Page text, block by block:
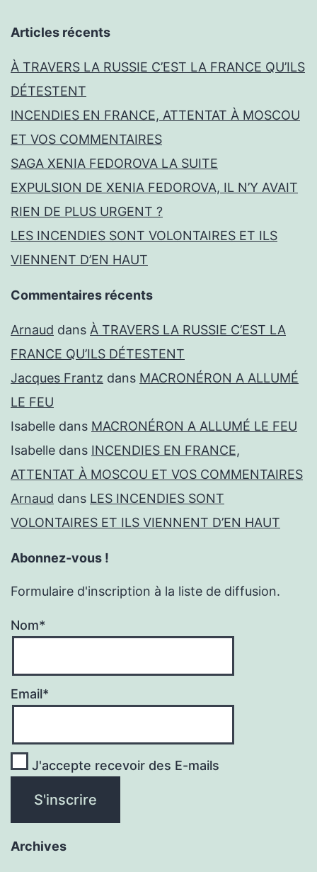
Articles récents
À TRAVERS LA RUSSIE C’EST LA FRANCE QU’ILS
DÉTESTENT
INCENDIES EN FRANCE, ATTENTAT À MOSCOU
ET VOS COMMENTAIRES
SAGA XENIA FEDOROVA LA SUITE
EXPULSION DE XENIA FEDOROVA, IL N’Y AVAIT
RIEN DE PLUS URGENT ?
LES INCENDIES SONT VOLONTAIRES ET ILS
VIENNENT D’EN HAUT
Commentaires récents
Arnaud dans À TRAVERS LA RUSSIE C’EST LA
FRANCE QU’ILS DÉTESTENT
Jacques Frantz dans MACRONÉRON A ALLUMÉ
LE FEU
Isabelle dans MACRONÉRON A ALLUMÉ LE FEU
Isabelle dans INCENDIES EN FRANCE,
ATTENTAT À MOSCOU ET VOS COMMENTAIRES
Arnaud dans LES INCENDIES SONT
VOLONTAIRES ET ILS VIENNENT D’EN HAUT
Abonnez-vous !
Formulaire d'inscription à la liste de diffusion.
Nom*
Email*
J'accepte recevoir des E-mails
Archives